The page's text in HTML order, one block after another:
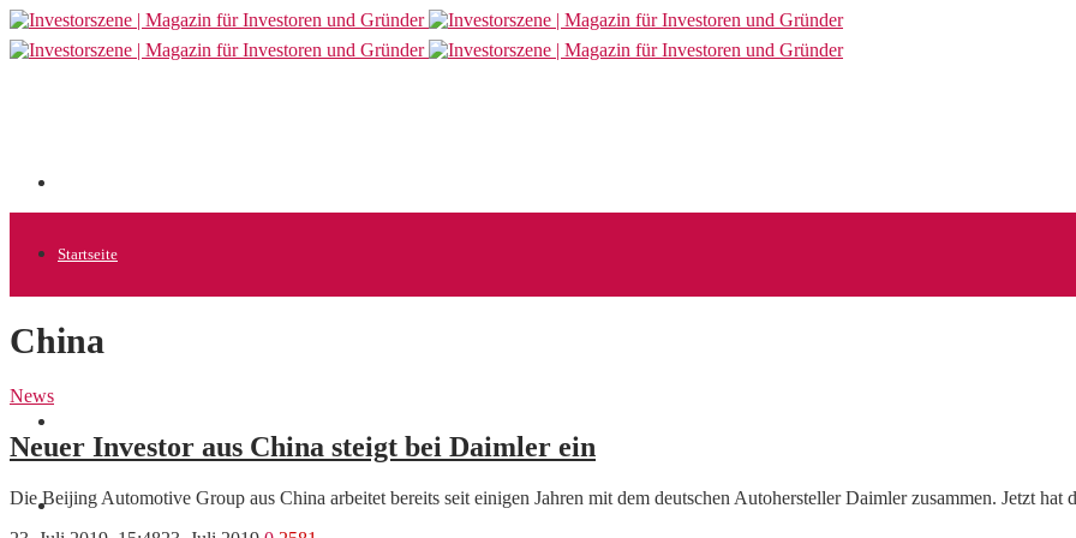
Startseite
Allgemein
News
China
News
Neuer Investor aus China steigt bei Daimler ein
Die Beijing Automotive Group aus China arbeitet bereits seit einigen Jahren mit dem deutschen Autohersteller Daimler zusammen. Jetzt hat